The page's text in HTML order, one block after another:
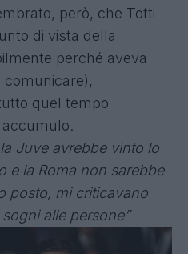
però, che Totti
di vista della
perché aveva
quel tempo
Juve avrebbe vinto lo
e la Roma non sarebbe
posto, mi criticavano
alle persone”